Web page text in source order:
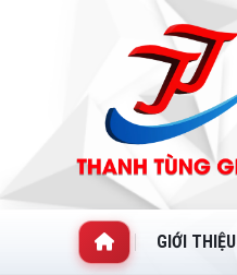
GIỚI THIỆU